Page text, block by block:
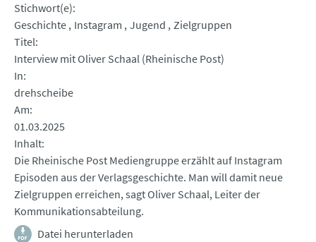
Stichwort(e)
Geschichte Instagram Jugend Zielgruppen
Titel
Interview mit Oliver Schaal (Rheinische Post)
In
drehscheibe
Am
01.03.2025
Inhalt
Die Rheinische Post Mediengruppe erzählt auf Instagram
Episoden aus der Verlagsgeschichte. Man will damit neue
Zielgruppen erreichen, sagt Oliver Schaal, Leiter der
Kommunikationsabteilung.
Datei herunterladen